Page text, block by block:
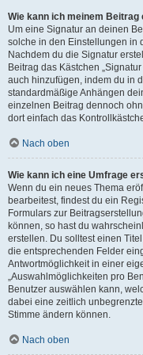
Wie kann ich meinem Beitrag
Um eine Signatur an deinen
solche in den Einstellungen in
Nachdem du die Signatur
Beitrag das Kästchen
auch hinzufügen, indem du in
standardmäßige Anhängen
einzelnen Beitrag dennoch
dort einfach das
Nach oben
Wie kann ich eine Umfrage
Wenn du ein neues Thema
bearbeitest, findest du ein
Formulars zur
können, so hast du
erstellen. Du solltest einen
die entsprechenden Felder
Antwortmöglichkeit in einer
„Auswahlmöglichkeiten pro
Benutzer auswählen kann,
dabei eine zeitlich
Stimme ändern können.
Nach oben